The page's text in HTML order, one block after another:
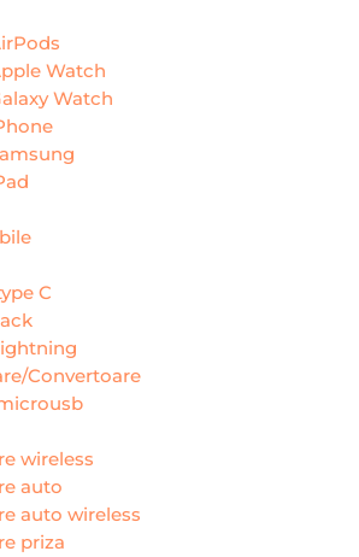
Watch
Watch
C
Convertoare
wireless
auto
auto wireless
priza